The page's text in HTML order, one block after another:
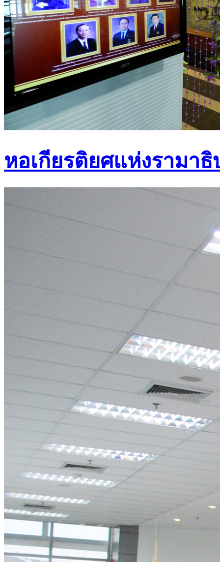
พิพิธภัณฑ์พยาบาลโรง